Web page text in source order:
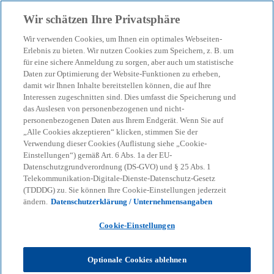
menu search
Philipp Köhler-Brinkmann
Wir schätzen Ihre Privatsphäre
Wir verwenden Cookies, um Ihnen ein optimales Webseiten-
Erlebnis zu bieten. Wir nutzen Cookies zum Speichern, z. B. um
für eine sichere Anmeldung zu sorgen, aber auch um statistische
Daten zur Optimierung der Website-Funktionen zu erheben,
damit wir Ihnen Inhalte bereitstellen können, die auf Ihre
Interessen zugeschnitten sind. Dies umfasst die Speicherung und
das Auslesen von personenbezogenen und nicht-
personenbezogenen Daten aus Ihrem Endgerät. Wenn Sie auf
„Alle Cookies akzeptieren“ klicken, stimmen Sie der
Verwendung dieser Cookies (Auflistung siehe „Cookie-
Einstellungen“) gemäß Art. 6 Abs. 1a der EU-
Datenschutzgrundverordnung (DS-GVO) und § 25 Abs. 1
Telekommunikation-Digitale-Dienste-Datenschutz-Gesetz
(TDDDG) zu. Sie können Ihre Cookie-Einstellungen jederzeit
ändern. Datenschutzerklärung / Unternehmensangaben
Cookie-Einstellungen
Optionale Cookies ablehnen